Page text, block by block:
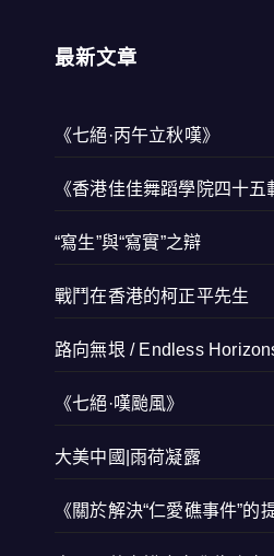
最新文章
《七絕·丙午立秋嘆》
《香港佳佳舞蹈學院四十
“寫生”與“寫實”之辯
戰鬥在香港的柯正平先生
路向無垠 / Endless
《七絕·嘆颱風》
大美中國|雨荷凝露
《關於解決“仁愛礁事件”的